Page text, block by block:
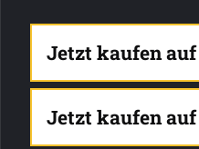
Jetzt kaufen auf
Jetzt kaufen auf